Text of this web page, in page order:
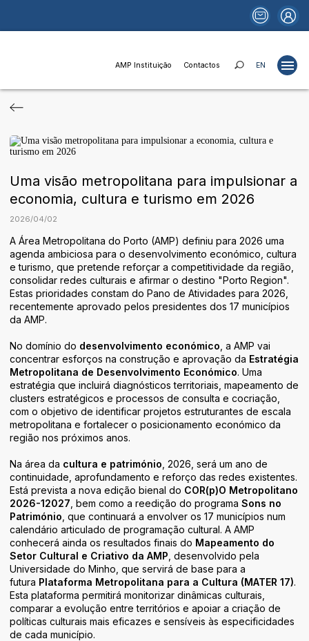
AMP Instituição Contactos EN
Estudos
Publicações
Portais
Notícias
Fundos e Financiamentos
Relações Institucionais
AMP Instituição
Áreas de Atividade
Uma visão metropolitana para impulsionar a
economia, cultura e turismo em 2026
2026/04/02
A Área Metropolitana do Porto (AMP) definiu para 2026 uma
agenda ambiciosa para o desenvolvimento económico, cultura
e turismo, que pretende reforçar a competitividade da região,
consolidar redes culturais e afirmar o destino "Porto Region".
Estas prioridades constam do Pano de Atividades para 2026,
recentemente aprovado pelos presidentes dos 17 municípios
da AMP.
No domínio do desenvolvimento económico , a AMP vai
concentrar esforços na construção e aprovação da Estratégia
Metropolitana de Desenvolvimento Económico. Uma
estratégia que incluirá diagnósticos territoriais, mapeamento de
clusters estratégicos e processos de consulta e cocriação,
com o objetivo de identificar projetos estruturantes de escala
metropolitana e fortalecer o posicionamento económico da
região nos próximos anos.
Na área da cultura e património , 2026, será um ano de
continuidade, aprofundamento e reforço das redes existentes.
Está prevista a nova edição bienal do COR(p)O Metropolitano
2026-12027 , bem como a reedição do programa Sons no
Património , que continuará a envolver os 17 municípios num
calendário articulado de programação cultural. A AMP
conhecerá ainda os resultados finais do Mapeamento do
Setor Cultural e Criativo da AMP , desenvolvido pela
Universidade do Minho, que servirá de base para a
futura Plataforma Metropolitana para a Cultura (MATER 17).
Esta plataforma permitirá monitorizar dinâmicas culturais,
comparar a evolução entre territórios e apoiar a criação de
políticas culturais mais eficazes e sensíveis às especificidades
de cada município.